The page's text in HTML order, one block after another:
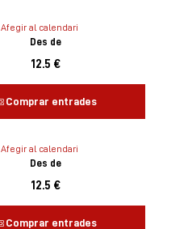
Afegir al calendari
Des de
12.5 €
Comprar entrades
Afegir al calendari
Des de
12.5 €
Comprar entrades